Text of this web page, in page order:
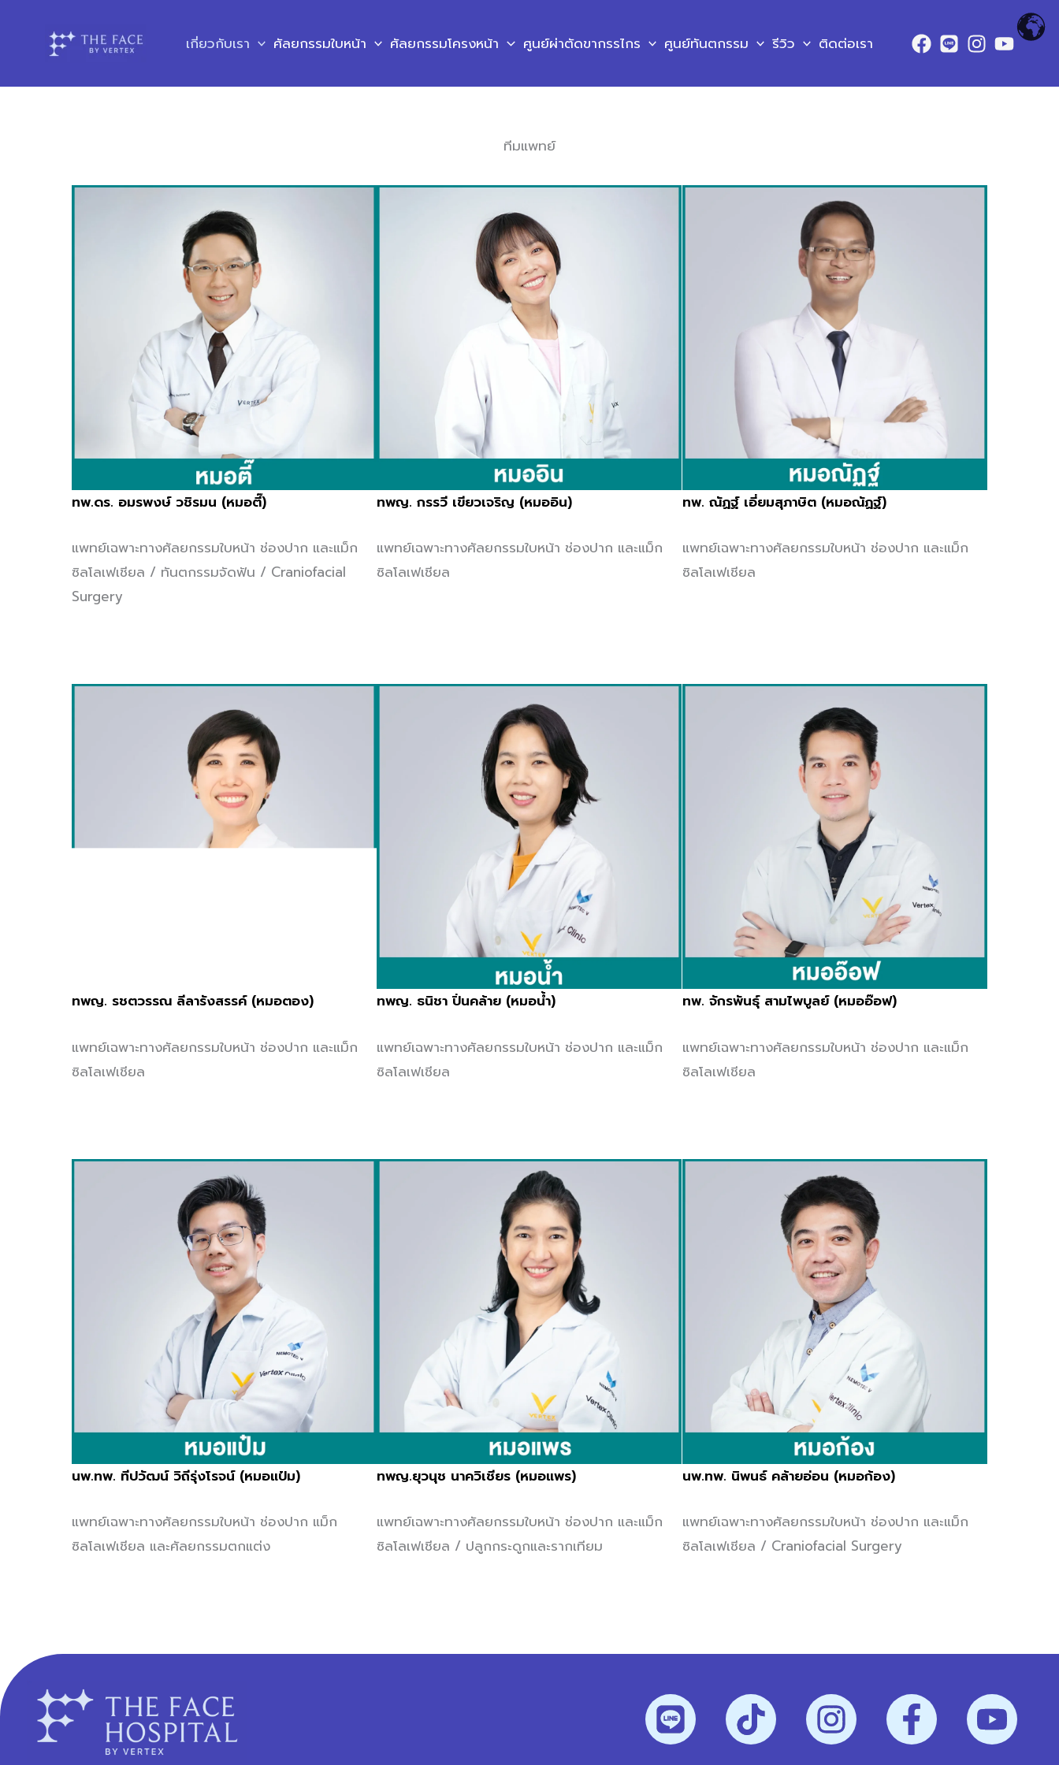
content
เกี่ยวกับเรา ศัลยกรรมใบหน้า ศัลยกรรมโครงหน้า ศูนย์ผ่าตัดขากรรไกร ศูนย์ทันตกรรม รีวิว ติดต่อเรา
ทีมแพทย์
ทพ.ดร. อมรพงษ์ วชิรมน (หมอตี๊)
แพทย์เฉพาะทางศัลยกรรมใบหน้า ช่องปาก และแม็ก
ซิลโลเฟเชียล / ทันตกรรมจัดฟัน / Craniofacial
Surgery
ทพญ. กรรวี เขียวเจริญ (หมออิน)
แพทย์เฉพาะทางศัลยกรรมใบหน้า ช่องปาก และแม็ก
ซิลโลเฟเชียล
ทพ. ณัฏฐ์ เอี่ยมสุภาษิต (หมอณัฏฐ์)
แพทย์เฉพาะทางศัลยกรรมใบหน้า ช่องปาก และแม็ก
ซิลโลเฟเชียล
ทพญ. รชตวรรณ ลีลารังสรรค์ (หมอตอง)
แพทย์เฉพาะทางศัลยกรรมใบหน้า ช่องปาก และแม็ก
ซิลโลเฟเชียล
ทพญ. ธนิชา ปิ่นคล้าย (หมอน้ำ)
แพทย์เฉพาะทางศัลยกรรมใบหน้า ช่องปาก และแม็ก
ซิลโลเฟเชียล
ทพ. จักรพันธุ์ สามไพบูลย์ (หมออ๊อฟ)
แพทย์เฉพาะทางศัลยกรรมใบหน้า ช่องปาก และแม็ก
ซิลโลเฟเชียล
นพ.ทพ. ทีปวัฒน์ วิถีรุ่งโรจน์ (หมอแป๋ม)
แพทย์เฉพาะทางศัลยกรรมใบหน้า ช่องปาก แม็ก
ซิลโลเฟเชียล และศัลยกรรมตกแต่ง
ทพญ.ยุวนุช นาควิเชียร (หมอแพร)
แพทย์เฉพาะทางศัลยกรรมใบหน้า ช่องปาก และแม็ก
ซิลโลเฟเชียล / ปลูกกระดูกและรากเทียม
นพ.ทพ. นิพนธ์ คล้ายอ่อน (หมอก้อง)
แพทย์เฉพาะทางศัลยกรรมใบหน้า ช่องปาก และแม็ก
ซิลโลเฟเชียล / Craniofacial Surgery